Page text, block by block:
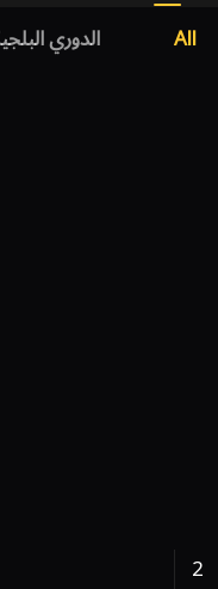
All
الدوري
2